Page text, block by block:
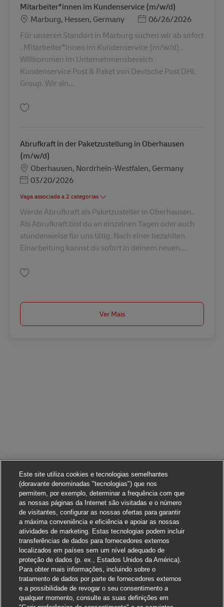
Mitarbeiter*innen im Kundenservice (m/w/d)
Localização
Marburg, Hessen, Germany Posted Date
06/26/2026
Für unseren Standort in Marburg suchen wir ab sofort
. Mitarbeiter*innen im Kundenservice (m/w/d) .
Willkommen im Unternehmensbereich
Kundenservice Post & Paket von Deutsche Post DHL
Group. Wir sin...
Abrufkraft in der Paketzustellung in Oberhausen
(m/w/d)
Localização
Oberhausen, Nordrhein-Westfalen, Germany
Posted Date
03/20/2026
Vaga associada a 2 categorias
Werde Abrufkraft als Paketzusteller in Oberhausen.
Als Abrufkraft bist du an einzelnen Tagen oder auch
stundenweise für uns tätig. Nach einer bezahlten
Einarbeitung kannst du sofort in deinem neuen...
Ver Mais
Este site utiliza cookies e tecnologias semelhantes
(doravante denominadas "tecnologias") que nos
permitem, por exemplo, determinar a frequência com que
as nossas páginas da Internet são visitadas e o número
de visitantes, configurar as nossas ofertas para garantir
a máxima conveniência e eficiência e apoiar as nossas
atividades de marketing. Estas tecnologias podem incluir
transferências de dados para fornecedores externos
localizados em países sem um nível adequado de
proteção de dados (p. ex., Estados Unidos da América).
Para obter mais informações, incluindo sobre o
tratamento de dados por parte de fornecedores externos
e a possibilidade de revogar o seu consentimento a
qualquer momento, consulte as suas definições em